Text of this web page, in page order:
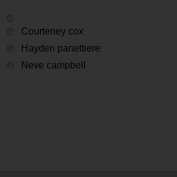
Courteney cox
Hayden panettiere
Neve campbell